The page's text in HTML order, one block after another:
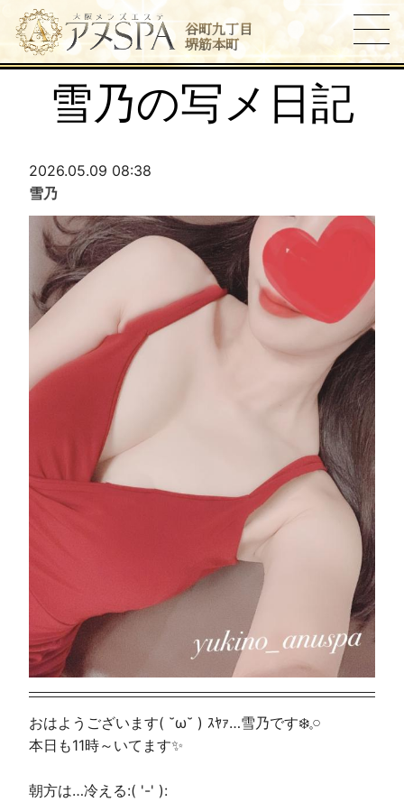
谷町九丁目
堺筋本町
雪乃の写メ日記
2026.05.09 08:38
雪乃
おはようございます( ˘ω˘ ) ｽﾔｧ…雪乃です❄️𓈒𓏸
本日も11時～いてます✨️
朝方は…冷える:( '-' ):